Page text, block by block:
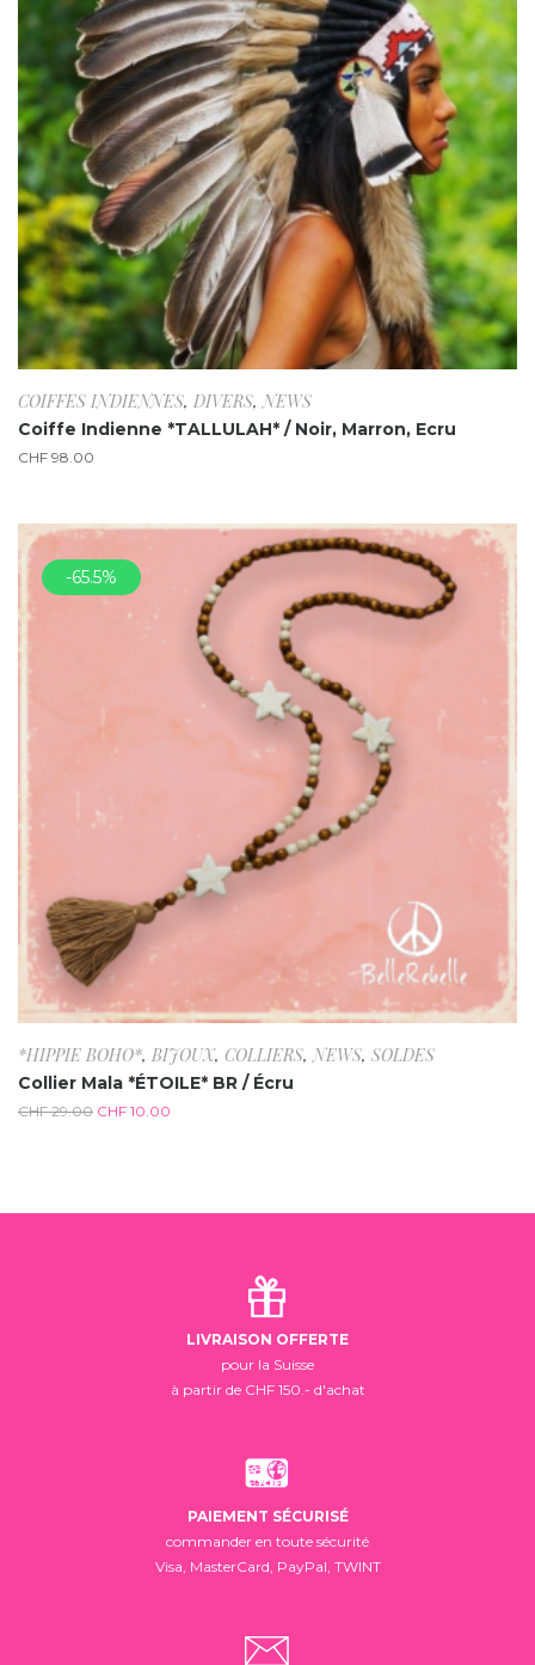
COIFFES INDIENNES, DIVERS,NEWS
Coiffe Indienne *TALLULAH* / Noir, Marron, Ecru
CHF 98.00
-65.5%
*HIPPIE BOHO*, BIJOUX, COLLIERS,NEWS, SOLDES
Collier Mala *ÉTOILE* BR / Écru
CHF29.00 CHF 10.00
LIVRAISON OFFERTE
pour la Suisse
à partir de CHF 150.- d'achat
PAIEMENT SÉCURISÉ
commander en toute sécurité
Visa, MasterCard, PayPal, TWINT